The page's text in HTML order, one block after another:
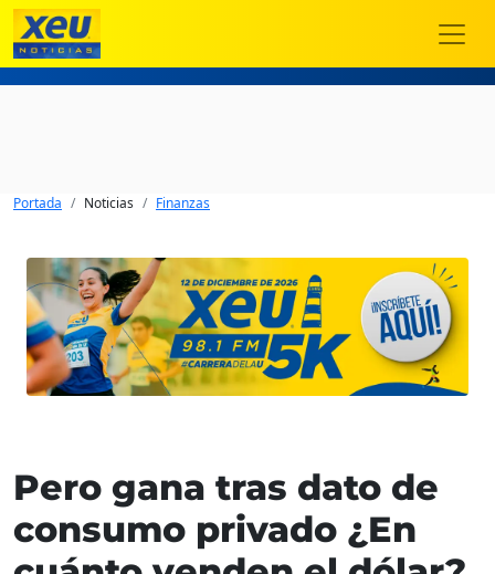
Portada Noticias Finanzas
Pero gana tras dato de
consumo privado ¿En